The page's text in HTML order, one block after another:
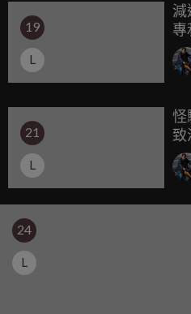
二輪速克達世界中同樣存在，
渴望的，是長年統治台灣本土
19
L
減
專
合
21
L
怪
致
24
L